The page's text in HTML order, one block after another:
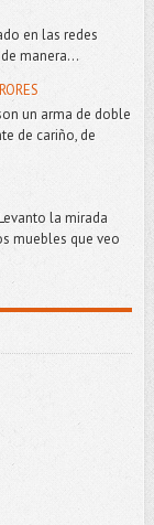
en las redes
manera...
un arma de doble
de cariño, de
la mirada
muebles que veo